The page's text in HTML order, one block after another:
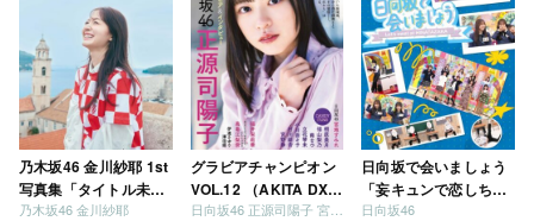
乃木坂46 金川紗耶 1st
写真集「タイトル未
定」
乃木坂46 金川紗耶
グラビアチャンピオン
VOL.12 （AKITA DXシ
リーズ）
日向坂46 正源司陽子 宮地すみれ
日向坂で会いましょう
「妄キュンで恋しちゃ
いましょう」「どっち
日向坂46